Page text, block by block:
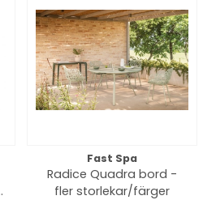
Fast Spa
Radice Quadra bord -
fler storlekar/färger